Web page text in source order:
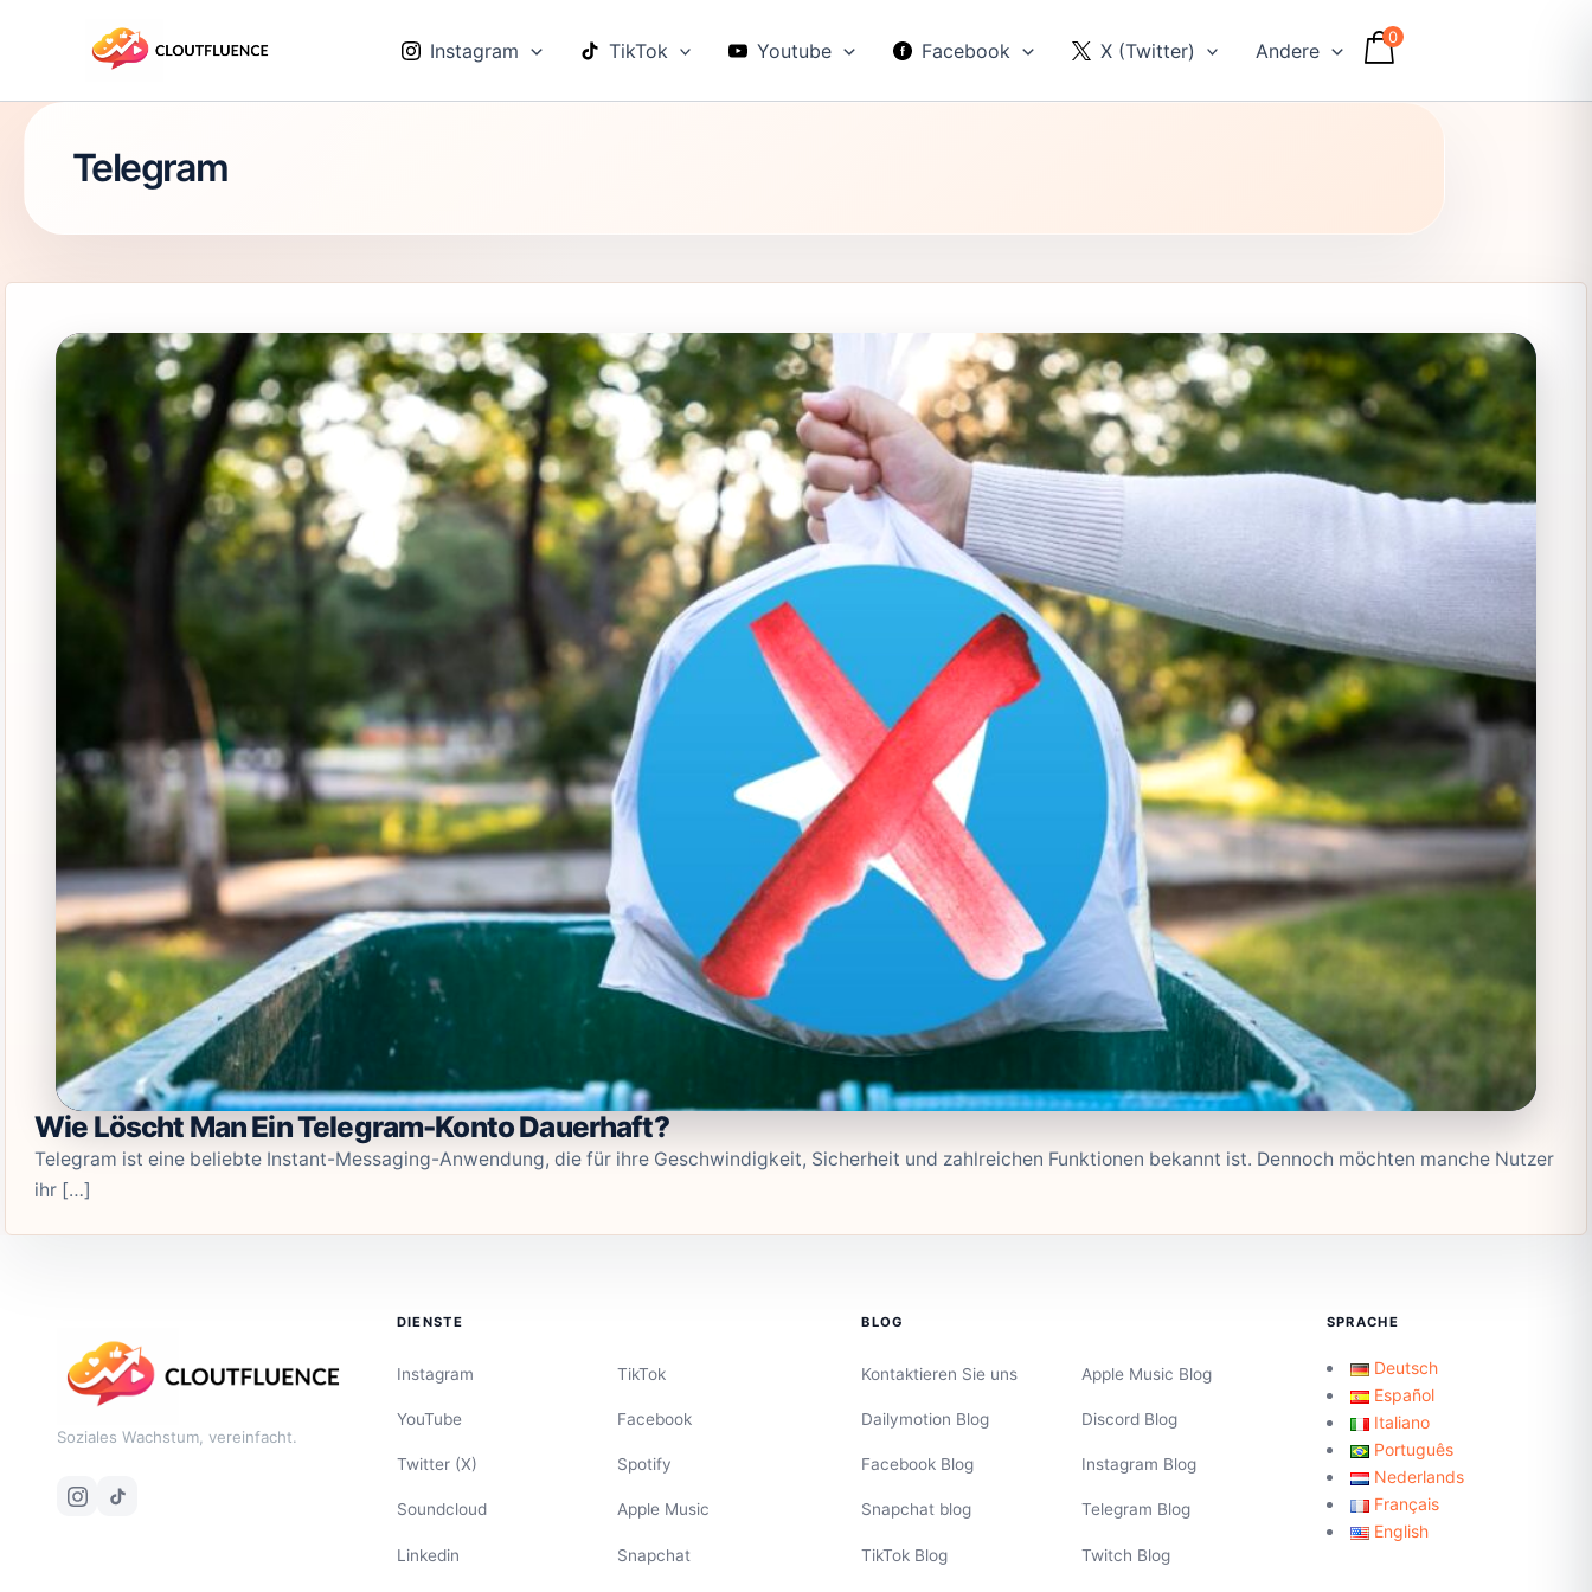
Instagram TikTok Youtube Facebook X (Twitter) Andere
0
Telegram
Wie Löscht Man Ein Telegram-Konto Dauerhaft?
Telegram ist eine beliebte Instant-Messaging-Anwendung, die für ihre Geschwindigkeit, Sicherheit und zahlreichen Funktionen bekannt ist. Dennoch möchten manche Nutzer
ihr […]
Soziales Wachstum, vereinfacht.
DIENSTE
Instagram TikTok
YouTube Facebook
Twitter (X) Spotify
Soundcloud Apple Music
Linkedin Snapchat
BLOG
Kontaktieren Sie uns Apple Music Blog
Dailymotion Blog Discord Blog
Facebook Blog Instagram Blog
Snapchat blog Telegram Blog
TikTok Blog Twitch Blog
SPRACHE
Deutsch
Español
Italiano
Português
Nederlands
Français
English